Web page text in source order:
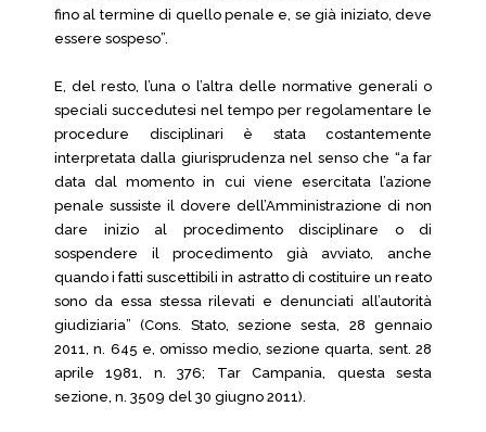
fino al termine di quello penale e, se già iniziato, deve
essere sospeso”.
E, del resto, l’una o l’altra delle normative generali o
speciali succedutesi nel tempo per regolamentare le
procedure disciplinari è stata costantemente
interpretata dalla giurisprudenza nel senso che “a far
data dal momento in cui viene esercitata l’azione
penale sussiste il dovere dell’Amministrazione di non
dare inizio al procedimento disciplinare o di
sospendere il procedimento già avviato, anche
quando i fatti suscettibili in astratto di costituire un reato
sono da essa stessa rilevati e denunciati all’autorità
giudiziaria” (Cons. Stato, sezione sesta, 28 gennaio
2011, n. 645 e, omisso medio, sezione quarta, sent. 28
aprile 1981, n. 376; Tar Campania, questa sesta
sezione, n. 3509 del 30 giugno 2011).